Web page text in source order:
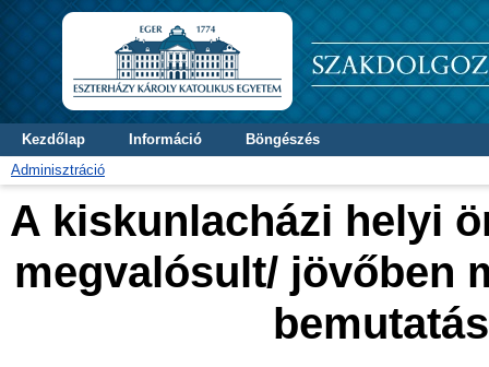
Kezdőlap Információ
Böngészés
Adminisztráció
A kiskunlacházi helyi
megvalósult/ jövőben